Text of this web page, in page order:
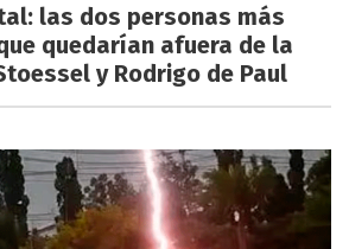
las dos personas más
quedarían afuera de la
y Rodrigo de Paul